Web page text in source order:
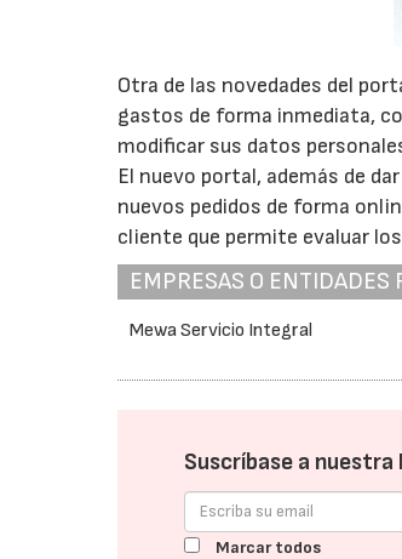
Otra de las novedades del
gastos de forma inmediata,
modificar sus datos
El nuevo portal, además de
nuevos pedidos de forma
cliente que permite evaluar
EMPRESAS O ENTIDADES
Mewa Servicio Integral
Suscríbase a
Marcar todos